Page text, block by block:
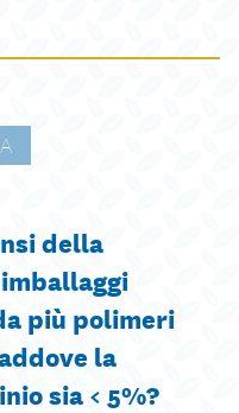
della
più polimeri
la
sia < 5%?